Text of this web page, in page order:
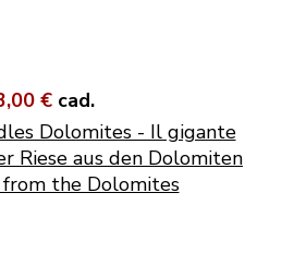
€ cad.
Dolomites - Il gigante
Riese aus den Dolomiten
the Dolomites